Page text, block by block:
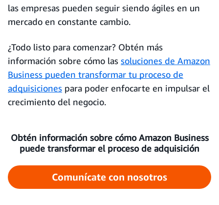
las empresas pueden seguir siendo ágiles en un
mercado en constante cambio.
¿Todo listo para comenzar? Obtén más
información sobre cómo las soluciones de Amazon
Business pueden transformar tu proceso de
adquisiciones para poder enfocarte en impulsar el
crecimiento del negocio.
Obtén información sobre cómo Amazon Business
puede transformar el proceso de adquisición
Comunícate con nosotros